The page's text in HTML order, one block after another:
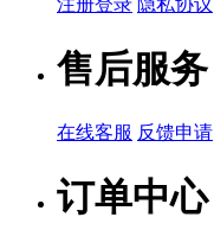
注册登录 隐私协议
售后服务
在线客服 反馈申请
订单中心